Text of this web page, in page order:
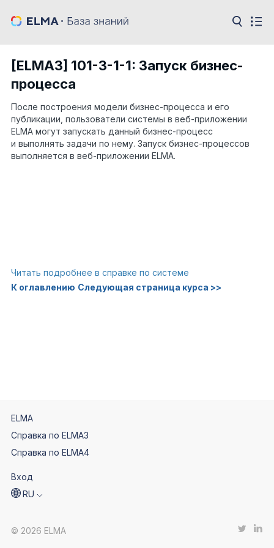
[ELMA3] 101-3-1-1: Запуск бизнес-
процесса
После построения модели бизнес-процесса и его
публикации, пользователи системы в веб-приложении
ELMA могут запускать данный бизнес-процесс
и выполнять задачи по нему. Запуск бизнес-процессов
выполняется в веб-приложении ELMA.
Читать подробнее в справке по системе
К оглавлению Следующая страница курса >>
ELMA
Справка по ELMA3
Справка по ELMA4
Вход
RU
© 2026 ELMA